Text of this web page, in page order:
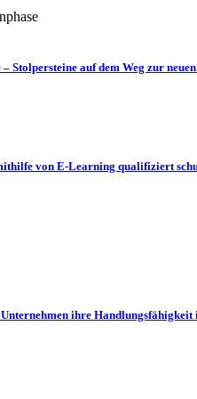
Stolpersteine auf dem Weg zur
von E-Learning qualifiziert
ihre